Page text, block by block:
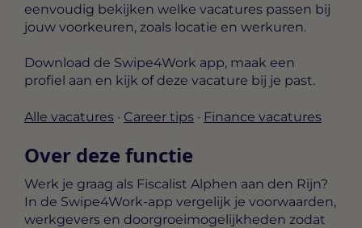
eenvoudig bekijken welke vacatures passen bij
jouw voorkeuren, zoals locatie en werkuren.
Download de Swipe4Work app, maak een
profiel aan en kijk of deze vacature bij je past.
Alle vacatures · Career tips · Finance vacatures
Over deze functie
Werk je graag als Fiscalist Alphen aan den Rijn?
In de Swipe4Work-app vergelijk je voorwaarden,
werkgevers en doorgroeimogelijkheden zodat